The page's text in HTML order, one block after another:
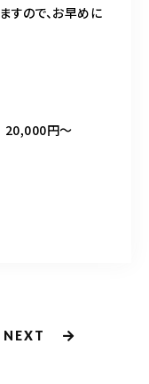
すので、お早めに
円～
NEXT